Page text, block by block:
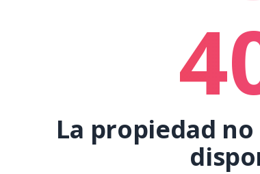
La propiedad